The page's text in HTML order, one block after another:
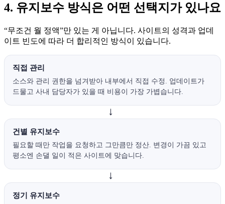
4. 유지보수 방식은 어떤 선택지가 있나요
“무조건 월 정액”만 있는 게 아닙니다. 사이트의 성격과 업데
이트 빈도에 따라 더 합리적인 방식이 있습니다.
직접 관리
소스와 관리 권한을 넘겨받아 내부에서 직접 수정. 업데이트가
드물고 사내 담당자가 있을 때 비용이 가장 가볍습니다.
→
건별 유지보수
필요할 때만 작업을 요청하고 그만큼만 정산. 변경이 가끔 있고
평소엔 손댈 일이 적은 사이트에 맞습니다.
→
정기 유지보수